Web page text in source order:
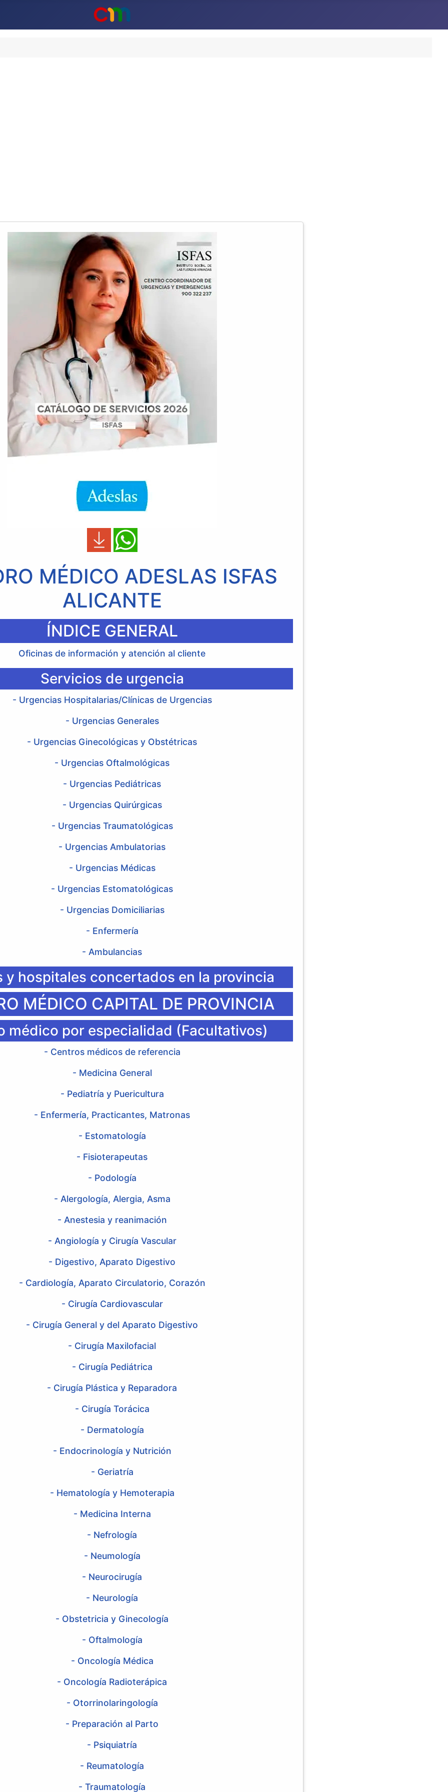
MÉDICO ADESLAS ISFAS
ALICANTE
ÍNDICE GENERAL
Oficinas de información y atención al cliente
Servicios de urgencia
- Urgencias Hospitalarias/Clínicas de Urgencias
- Urgencias Generales
- Urgencias Ginecológicas y Obstétricas
- Urgencias Oftalmológicas
- Urgencias Pediátricas
- Urgencias Quirúrgicas
- Urgencias Traumatológicas
- Urgencias Ambulatorias
- Urgencias Médicas
- Urgencias Estomatológicas
- Urgencias Domiciliarias
- Enfermería
- Ambulancias
y hospitales concertados en la provincia
MÉDICO CAPITAL DE PROVINCIA
médico por especialidad (Facultativos)
- Centros médicos de referencia
- Medicina General
- Pediatría y Puericultura
- Enfermería, Practicantes, Matronas
- Estomatología
- Fisioterapeutas
- Podología
- Alergología, Alergia, Asma
- Anestesia y reanimación
- Angiología y Cirugía Vascular
- Digestivo, Aparato Digestivo
- Cardiología, Aparato Circulatorio, Corazón
- Cirugía Cardiovascular
- Cirugía General y del Aparato Digestivo
- Cirugía Maxilofacial
- Cirugía Pediátrica
- Cirugía Plástica y Reparadora
- Cirugía Torácica
- Dermatología
- Endocrinología y Nutrición
- Geriatría
- Hematología y Hemoterapia
- Medicina Interna
- Nefrología
- Neumología
- Neurocirugía
- Neurología
- Obstetricia y Ginecología
- Oftalmología
- Oncología Médica
- Oncología Radioterápica
- Otorrinolaringología
- Preparación al Parto
- Psiquiatría
- Reumatología
- Traumatología